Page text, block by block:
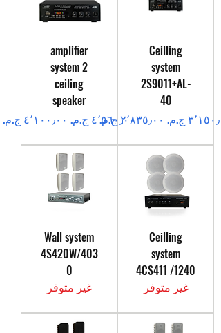
Ceilling
system
2S9011+AL-
40
عادي
سعر البيع
amplifier
system 2
ceiling
speaker
سعر عادي
سعر البيع
Ceilling
system
4CS411 /1240
غير متوفر
Wall system
4S420W/403
0
غير متوفر